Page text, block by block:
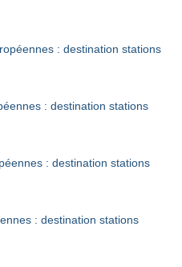
: destination stations
: destination stations
: destination stations
: destination stations